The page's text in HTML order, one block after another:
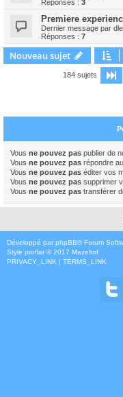
Réponses : 3
Premiere
Dernier message par
Réponses : 7
Nouveau sujet
184 sujets
Vous ne pouvez pas publier de
Vous ne pouvez pas répondre
Vous ne pouvez pas éditer vos
Vous ne pouvez pas supprimer
Vous ne pouvez pas transférer
Développé par phpBB® Forum
Style proflat © 2017 Mazeltof
PRIVACY_LINK | TERMS_LINK